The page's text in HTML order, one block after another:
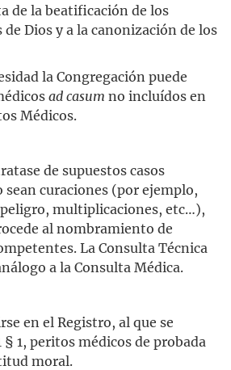
de la beatificación de los
de Dios y a la canonización de los
la Congregación puede
ad casum no incluídos en
Médicos.
de supuestos casos
sean curaciones (por ejemplo,
multiplicaciones, etc…),
al nombramiento de
La Consulta Técnica
a la Consulta Médica.
en el Registro, al que se
1, peritos médicos de probada
moral.